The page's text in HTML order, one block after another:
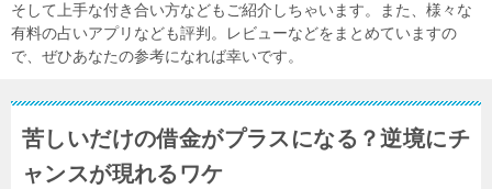
そして上手な付き合い方などもご紹介しちゃいます。また、様々な
有料の占いアプリなども評判。レビューなどをまとめていますの
で、ぜひあなたの参考になれば幸いです。
苦しいだけの借金がプラスになる？逆境にチ
ャンスが現れるワケ